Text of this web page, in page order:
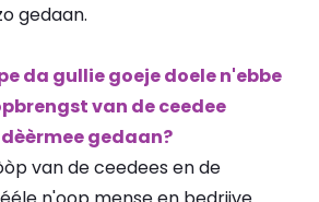
gedaan.
da gullie goeje doele n'ebbe
van de ceedee
gedaan?
van de ceedees en de